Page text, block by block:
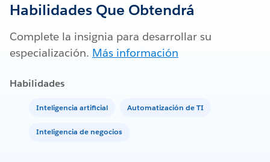
Habilidades Que Obtendrá
Complete la insignia para desarrollar su
especialización. Más información
Habilidades
Inteligencia artificial Automatización de TI
Inteligencia de negocios